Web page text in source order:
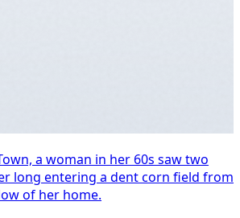
a woman in her 60s saw two
long entering a dent corn field from
of her home.